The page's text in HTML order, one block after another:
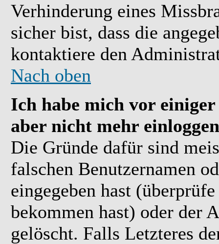
Verhinderung eines
sicher bist, dass die
kontaktiere den
Nach oben
Ich habe mich vor
aber nicht mehr
Die Gründe dafür sind
falschen Benutzernamen
eingegeben hast
bekommen hast) oder der
gelöscht. Falls Letzteres